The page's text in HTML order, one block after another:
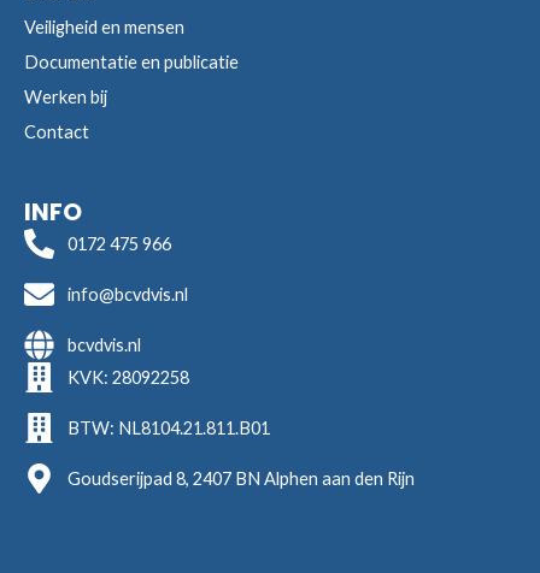
Veiligheid en mensen
Documentatie en publicatie
Werken bij
Contact
INFO
0172 475 966
info@bcvdvis.nl
bcvdvis.nl
KVK: 28092258
BTW: NL8104.21.811.B01
Goudserijpad 8, 2407 BN Alphen aan den Rijn